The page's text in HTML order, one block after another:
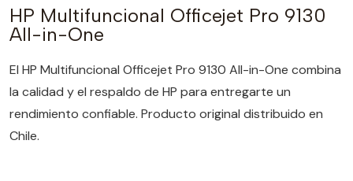
HP Multifuncional Officejet Pro 9130
All-in-One
El HP Multifuncional Officejet Pro 9130 All-in-One combina
la calidad y el respaldo de HP para entregarte un
rendimiento confiable. Producto original distribuido en
Chile.